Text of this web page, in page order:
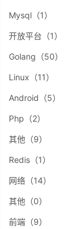
Mysql（1）
开放平台（1）
Golang（50）
Linux（11）
Android（5）
Php（2）
其他（9）
Redis（1）
网络（14）
其他（0）
前端（9）